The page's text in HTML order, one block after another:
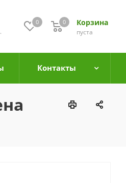
0 Корзина
0
пуста
0
Контакты